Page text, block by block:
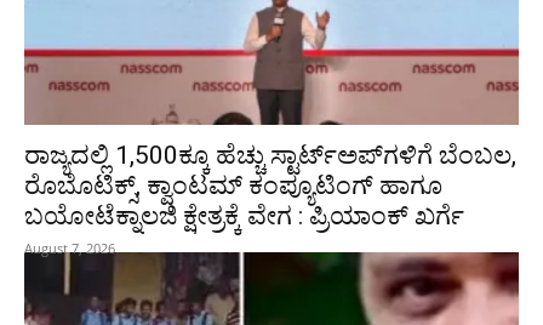
ರಾಜ್ಯದಲ್ಲಿ 1,500ಕ್ಕೂ ಹೆಚ್ಚು ಸ್ಟಾರ್ಟ್‌ಅಪ್‌ಗಳಿಗೆ ಬೆಂಬಲ,
ರೊಬೊಟಿಕ್ಸ್, ಕ್ವಾಂಟಮ್ ಕಂಪ್ಯೂಟಿಂಗ್ ಹಾಗೂ
ಬಯೋಟೆಕ್ನಾಲಜಿ ಕ್ಷೇತ್ರಕ್ಕೆ ವೇಗ : ಪ್ರಿಯಾಂಕ್‌ ಖರ್ಗೆ
August 7, 2026